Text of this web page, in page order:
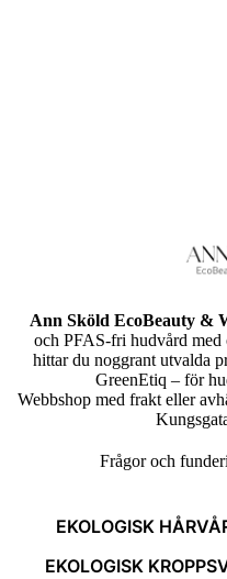
Ann Sköld EcoBeauty &
och PFAS-fri hudvård med
hittar du noggrant utvalda
GreenEtiq – för
Webbshop med frakt eller
Frågor och
EKOLOGISK
EKOLOGISK